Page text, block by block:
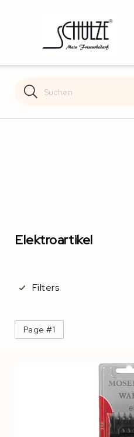
Search
Search
Elektroartikel
Filters
Page #1